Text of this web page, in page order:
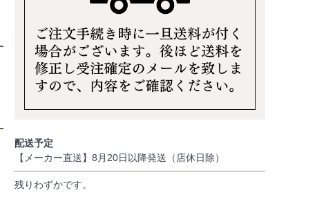
配送予定
【メーカー直送】8月20日以降発送（店休日除）
残りわずかです。